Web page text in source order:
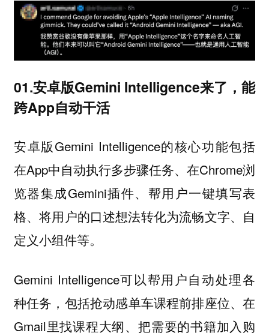
01.安卓版Gemini Intelligence来了，能
跨App自动干活
安卓版Gemini Intelligence的核心功能包括
在App中自动执行多步骤任务、在Chrome浏
览器集成Gemini插件、帮用户一键填写表
格、将用户的口述想法转化为流畅文字、自
定义小组件等。
Gemini Intelligence可以帮用户自动处理各
种任务 ，包括抢动感单车课程前排座位、在
Gmail里找课程大纲、把需要的书籍加入购